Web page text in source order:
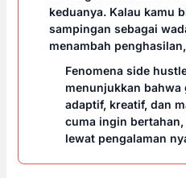
keduanya. Kalau kamu
sampingan sebagai
menambah
Fenomena side
menunjukkan bahwa
adaptif, kreatif, dan
cuma ingin
lewat pengalaman